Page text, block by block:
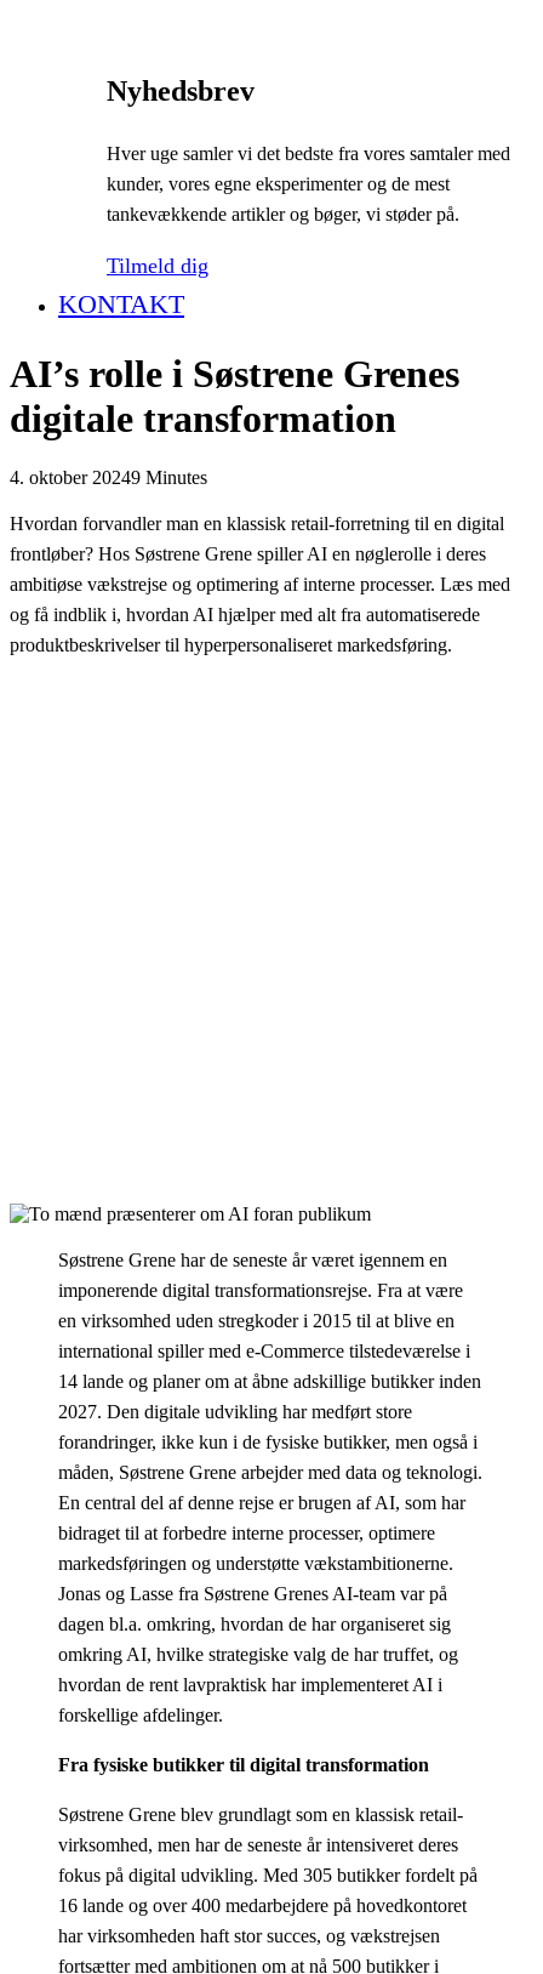
Nyhedsbrev
Hver uge samler vi det bedste fra vores samtaler med
kunder, vores egne eksperimenter og de mest
tankevækkende artikler og bøger, vi støder på.
Tilmeld dig
KONTAKT
AI’s rolle i Søstrene Grenes
digitale transformation
4. oktober 20249 Minutes
Hvordan forvandler man en klassisk retail-forretning til en digital
frontløber? Hos Søstrene Grene spiller AI en nøglerolle i deres
ambitiøse vækstrejse og optimering af interne processer. Læs med
og få indblik i, hvordan AI hjælper med alt fra automatiserede
produktbeskrivelser til hyperpersonaliseret markedsføring.
Søstrene Grene har de seneste år været igennem en
imponerende digital transformationsrejse. Fra at være
en virksomhed uden stregkoder i 2015 til at blive en
international spiller med e-Commerce tilstedeværelse i
14 lande og planer om at åbne adskillige butikker inden
2027. Den digitale udvikling har medført store
forandringer, ikke kun i de fysiske butikker, men også i
måden, Søstrene Grene arbejder med data og teknologi.
En central del af denne rejse er brugen af AI, som har
bidraget til at forbedre interne processer, optimere
markedsføringen og understøtte vækstambitionerne.
Jonas og Lasse fra Søstrene Grenes AI-team var på
dagen bl.a. omkring, hvordan de har organiseret sig
omkring AI, hvilke strategiske valg de har truffet, og
hvordan de rent lavpraktisk har implementeret AI i
forskellige afdelinger.
Fra fysiske butikker til digital transformation
Søstrene Grene blev grundlagt som en klassisk retail-
virksomhed, men har de seneste år intensiveret deres
fokus på digital udvikling. Med 305 butikker fordelt på
16 lande og over 400 medarbejdere på hovedkontoret
har virksomheden haft stor succes, og vækstrejsen
fortsætter med ambitionen om at nå 500 butikker i